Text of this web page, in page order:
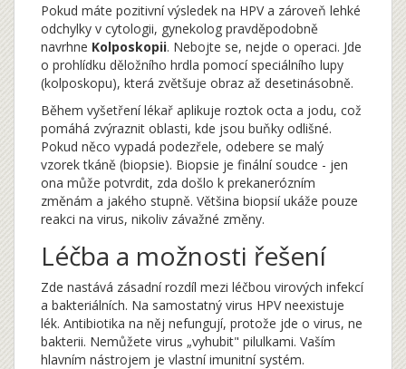
Pokud máte pozitivní výsledek na HPV a zároveň lehké
odchylky v cytologii, gynekolog pravděpodobně
navrhne Kolposkopii. Nebojte se, nejde o operaci. Jde
o prohlídku děložního hrdla pomocí speciálního lupy
(kolposkopu), která zvětšuje obraz až desetinásobně.
Během vyšetření lékař aplikuje roztok octa a jodu, což
pomáhá zvýraznit oblasti, kde jsou buňky odlišné.
Pokud něco vypadá podezřele, odebere se malý
vzorek tkáně (biopsie). Biopsie je finální soudce - jen
ona může potvrdit, zda došlo k prekanerózním
změnám a jakého stupně. Většina biopsií ukáže pouze
reakci na virus, nikoliv závažné změny.
Léčba a možnosti řešení
Zde nastává zásadní rozdíl mezi léčbou virových infekcí
a bakteriálních. Na samostatný virus HPV neexistuje
lék. Antibiotika na něj nefungují, protože jde o virus, ne
bakterii. Nemůžete virus „vyhubit" pilulkami. Vaším
hlavním nástrojem je vlastní imunitní systém.